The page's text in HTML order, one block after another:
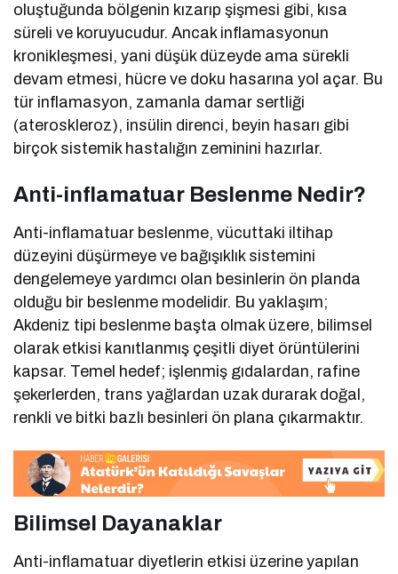
oluştuğunda bölgenin kızarıp şişmesi gibi, kısa
süreli ve koruyucudur. Ancak inflamasyonun
kronikleşmesi, yani düşük düzeyde ama sürekli
devam etmesi, hücre ve doku hasarına yol açar. Bu
tür inflamasyon, zamanla damar sertliği
(ateroskleroz), insülin direnci, beyin hasarı gibi
birçok sistemik hastalığın zeminini hazırlar.
Anti-inflamatuar Beslenme Nedir?
Anti-inflamatuar beslenme, vücuttaki iltihap
düzeyini düşürmeye ve bağışıklık sistemini
dengelemeye yardımcı olan besinlerin ön planda
olduğu bir beslenme modelidir. Bu yaklaşım;
Akdeniz tipi beslenme başta olmak üzere, bilimsel
olarak etkisi kanıtlanmış çeşitli diyet örüntülerini
kapsar. Temel hedef; işlenmiş gıdalardan, rafine
şekerlerden, trans yağlardan uzak durarak doğal,
renkli ve bitki bazlı besinleri ön plana çıkarmaktır.
Bilimsel Dayanaklar
Anti-inflamatuar diyetlerin etkisi üzerine yapılan